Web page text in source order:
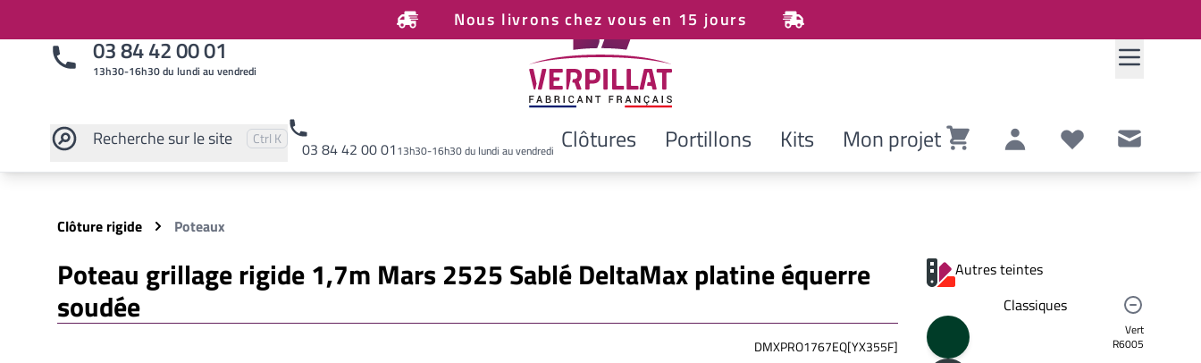
Nous livrons chez vous en 15 jours
03 84 42 00 01
13h30-16h30 du lundi au vendredi
Recherchesur le site Pressez
Ctrl et
K pour rechercher
03 84 42 00 0113h30-16h30 du lundi au vendredi Clôtures Portillons Kits Mon projet
Rechercher sur le site
Clôture rigide Poteaux
Poteau grillage rigide 1,7m Mars 2525 Sablé DeltaMax platine équerre
soudée
DMXPRO1767EQ[YX355F]
Autres teintes
Classiques
Vert
R6005